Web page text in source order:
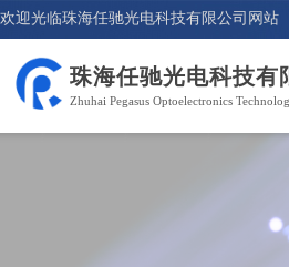
欢迎光临珠海任驰光电科技有限公司网
珠海任驰光电科技有
Zhuhai Pegasus Optoelectronics